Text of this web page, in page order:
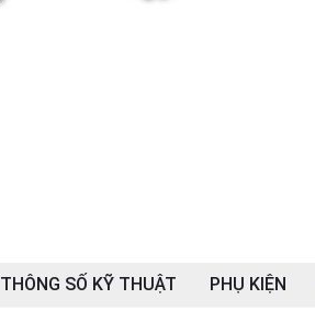
THÔNG SỐ KỸ THUẬT PHỤ KIỆN